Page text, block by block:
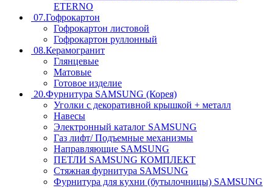
ETERNO
07.Гофрокартон
Гофрокартон листовой
Гофрокартон руллонный
08.Керамогранит
Глянцевые
Матовые
Готовое изделие
20.Фурнитура SAMSUNG (Корея)
Уголки с декоративной крышкой + металл
Навесы
Электронный каталог SAMSUNG
Газ лифт/ Подъемные механизмы
Направляющие SAMSUNG
ПЕТЛИ SAMSUNG КОМПЛЕКТ
Стяжная фурнитура SAMSUNG
Фурнитура для кухни (бутылочницы) SAMSUNG